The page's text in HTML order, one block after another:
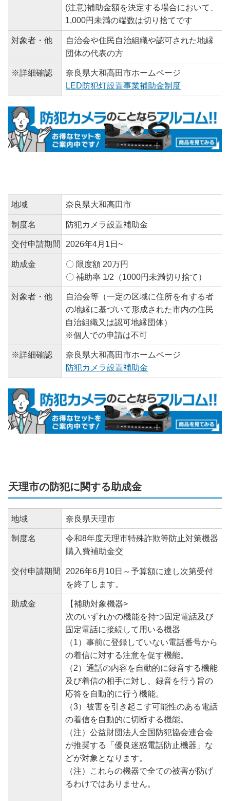
(注意)補助金額を決定する場合において、
1,000円未満の端数は切り捨てです
対象者・他
自治会や住民自治組織や認可された地縁
団体の代表の方
※詳細確認
奈良県大和高田市ホームページ
LED防犯灯設置事業補助金制度
地域 奈良県大和高田市
制度名 防犯カメラ設置補助金
交付申請期間 2026年4月1日~
助成金
〇 限度額 20万円
〇 補助率 1/2（1000円未満切り捨て）
対象者・他
自治会等（一定の区域に住所を有する者
の地縁に基づいて形成された市内の住民
自治組織又は認可地縁団体）
※個人での申請は不可
※詳細確認
奈良県大和高田市ホームページ
防犯カメラ設置補助金
天理市の防犯に関する助成金
地域 奈良県天理市
制度名
令和8年度天理市特殊詐欺等防止対策機器
購入費補助金交
交付申請期間
2026年6月10日～予算額に達し次第受付
を終了します。
助成金
【補助対象機器>
次のいずれかの機能を持つ固定電話及び
固定電話に接続して用いる機器
（1）事前に登録していない電話番号から
の着信に対する注意を促す機能。
（2）通話の内容を自動的に録音する機能
及び着信の相手に対し、録音を行う旨の
応答を自動的に行う機能。
（3）被害を引き起こす可能性のある電話
の着信を自動的に切断する機能。
（注）公益財団法人全国防犯協会連合会
が推奨する「優良迷惑電話防止機器」な
どが対象となります。
（注）これらの機器で全ての被害が防げ
るわけではありません。